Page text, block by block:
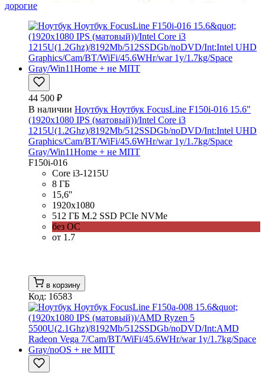
дорогие
44 500 ₽
В наличии Ноутбук Ноутбук FocusLine F150i-016 15.6"
(1920x1080 IPS (матовый))/Intel Core i3
1215U(1.2Ghz)/8192Mb/512SSDGb/noDVD/Int:Intel UHD
Graphics/Cam/BT/WiFi/45.6WHr/war 1y/1.7kg/Space
Gray/Win11Home + не МПТ
F150i-016
Core i3-1215U
8 ГБ
15,6''
1920x1080
512 ГБ M.2 SSD PCIe NVMe
без ОС
от 1.7
в корзину
Код: 16583